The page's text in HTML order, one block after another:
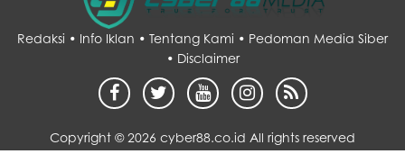
Redaksi • Info Iklan • Tentang Kami • Pedoman Media Siber
• Disclaimer
Copyright ©2026 cyber88.co.id All rights reserved